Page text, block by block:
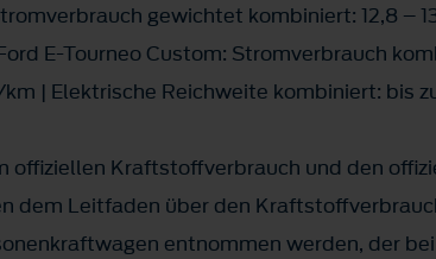
gewichtet kombiniert: 12,8 –
E-Tourneo Custom: Stromverbrauch
| Elektrische Reichweite kombiniert: bis
offiziellen Kraftstoffverbrauch und den
dem Leitfaden über den
entnommen werden, der